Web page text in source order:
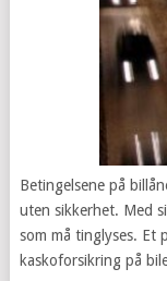
Betingelsene på
uten sikkerhet. Med
som må tinglyses. Et
kaskoforsikring på